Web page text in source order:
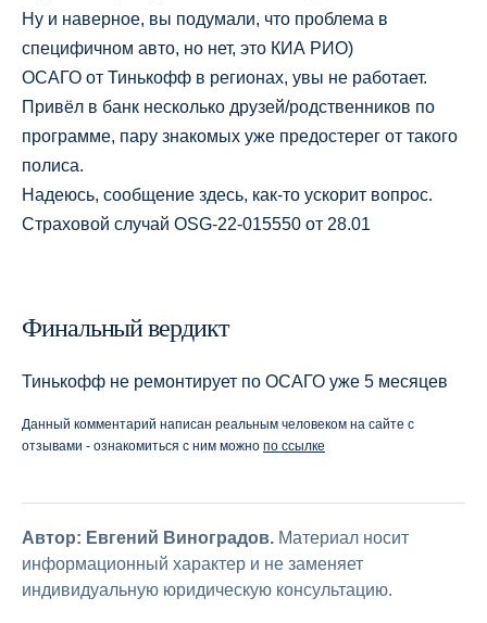
Ну и наверное, вы подумали, что проблема в
специфичном авто, но нет, это КИА РИО)
ОСАГО от Тинькофф в регионах, увы не работает.
Привёл в банк несколько друзей/родственников по
программе, пару знакомых уже предостерег от такого
полиса.
Надеюсь, сообщение здесь, как-то ускорит вопрос.
Страховой случай OSG-22-015550 от 28.01
Финальный вердикт
Тинькофф не ремонтирует по ОСАГО уже 5 месяцев
Данный комментарий написан реальным человеком на сайте с
отзывами - ознакомиться с ним можно по ссылке
Автор: Евгений Виноградов. Материал носит
информационный характер и не заменяет
индивидуальную юридическую консультацию.